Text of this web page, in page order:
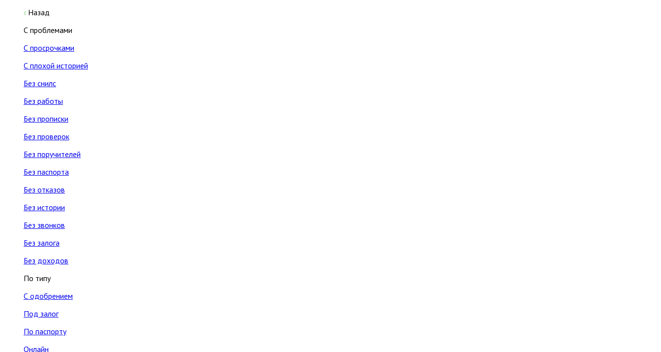
Назад
С проблемами
С просрочками
С плохой историей
Без снилс
Без работы
Без прописки
Без проверок
Без поручителей
Без паспорта
Без отказов
Без истории
Без звонков
Без залога
Без доходов
По типу
С одобрением
Под залог
По паспорту
Онлайн